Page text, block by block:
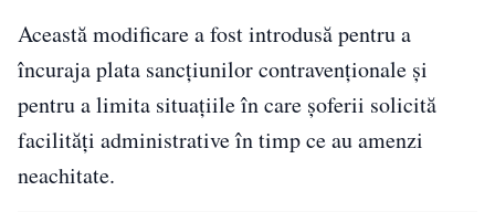
Această modificare a fost introdusă pentru a
încuraja plata sancțiunilor contravenționale și
pentru a limita situațiile în care șoferii solicită
facilități administrative în timp ce au amenzi
neachitate.